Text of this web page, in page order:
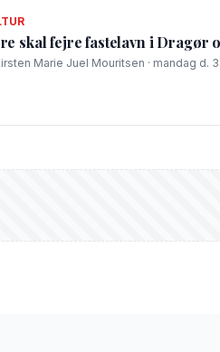
skal fejre fastelavn i Dragør
Marie Juel Mouritsen · mandag d.